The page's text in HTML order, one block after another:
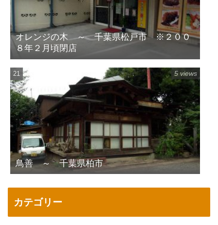
オレンジの木 ～ 千葉県松戸市 ※２００
８年２月頃閉店
鳥善 ～ 千葉県柏市
5 views
カテゴリー